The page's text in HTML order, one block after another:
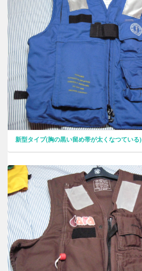
新型タイプ(胸の黒い留め帯が太くなつている)